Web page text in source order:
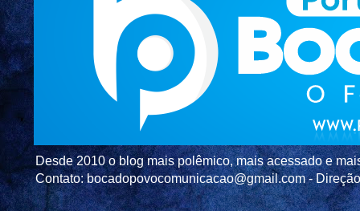
Desde 2010 o blog mais polêmico, mais acessado e
Contato: bocadopovocomunicacao@gmail.com -